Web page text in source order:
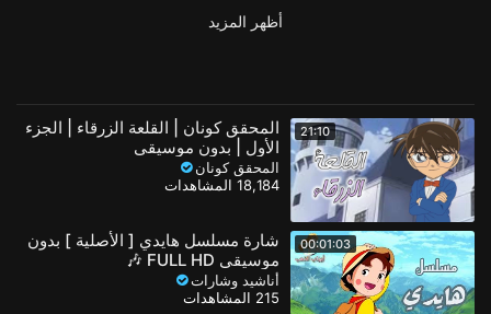
أظهر المزيد
21:10
المحقق كونان | القلعة الزرقاء | الجزء
الأول | بدون موسيقى
المحقق كونان
18,184 المشاهدات
00:01:03
شارة مسلسل هايدي [ الأصلية ] بدون
موسيقى FULL HD 🎶
أناشيد وشارات
215 المشاهدات